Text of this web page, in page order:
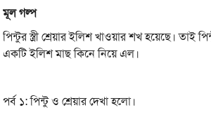
মূল গল্প
পিন্টুর স্ত্রী শ্রেয়ার ইলিশ খাওয়ার শখ হয়েছে। তাই
একটি ইলিশ মাছ কিনে নিয়ে এল।
পর্ব ১: পিন্টু ও শ্রেয়ার দেখা হলো।